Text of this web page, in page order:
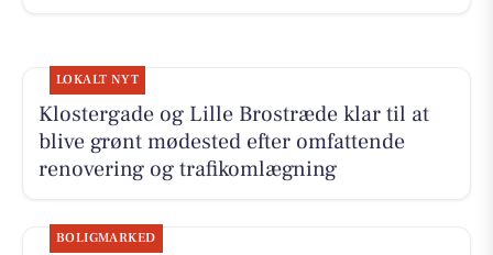
LOKALT NYT
Klostergade og Lille Brostræde klar til at
blive grønt mødested efter omfattende
renovering og trafikomlægning
BOLIGMARKED